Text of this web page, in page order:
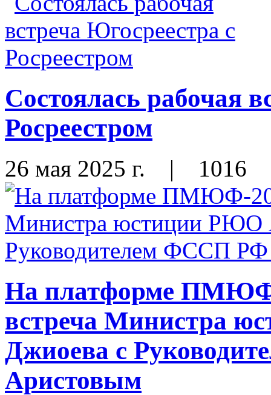
Состоялась рабочая
Росреестром
26 мая 2025 г. | 1016
На платформе
встреча Министра
Джиоева с
Аристовым